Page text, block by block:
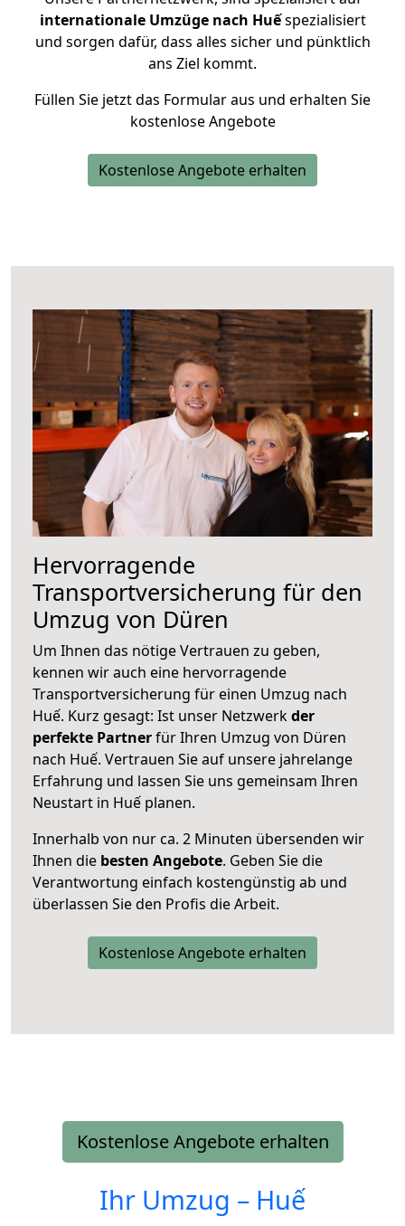
internationale Umzüge nach Huếspezialisiert
und sorgen dafür, dass alles sicher und pünktlich
ans Ziel kommt.
Füllen Sie jetzt das Formular aus und erhalten Sie
kostenlose Angebote
Kostenlose Angebote erhalten
Hervorragende
Transportversicherung für den
Umzug von Düren
Um Ihnen das nötige Vertrauen zu geben,
kennen wir auch eine hervorragende
Transportversicherung für einen Umzug nach
Huế. Kurz gesagt: Ist unser Netzwerkder
perfekte Partnerfür Ihren Umzug von Düren
nach Huế. Vertrauen Sie auf unsere jahrelange
Erfahrung und lassen Sie uns gemeinsam Ihren
Neustart in Huế planen.
Innerhalb von nur ca. 2 Minuten übersenden wir
Ihnen die besten Angebote. Geben Sie die
Verantwortung einfach kostengünstig ab und
überlassen Sie den Profis die Arbeit.
Kostenlose Angebote erhalten
Kostenlose Angebote erhalten
Ihr Umzug – Huế